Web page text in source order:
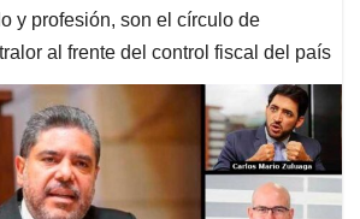
y profesión, son el círculo de
al frente del control fiscal del país